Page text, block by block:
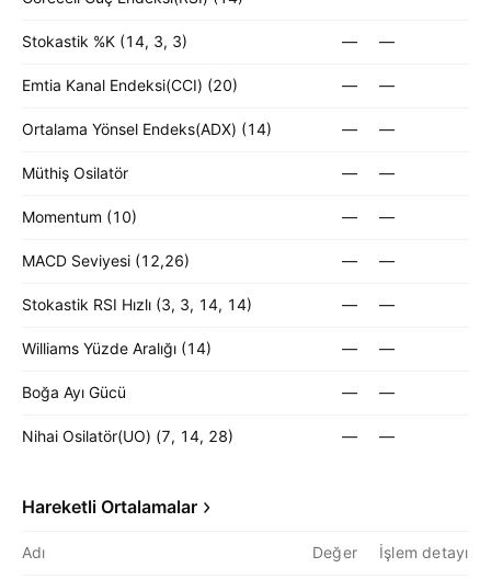
Stokastik %K (14, 3, 3) — —
Emtia Kanal Endeksi(CCI) (20) — —
Ortalama Yönsel Endeks(ADX) (14) — —
Müthiş Osilatör — —
Momentum (10) — —
MACD Seviyesi (12,26) — —
Stokastik RSI Hızlı (3, 3, 14, 14) — —
Williams Yüzde Aralığı (14) — —
Boğa Ayı Gücü — —
Nihai Osilatör(UO) (7, 14, 28) — —
Hareketli Ortalamalar
Adı Değer İşlem detayı